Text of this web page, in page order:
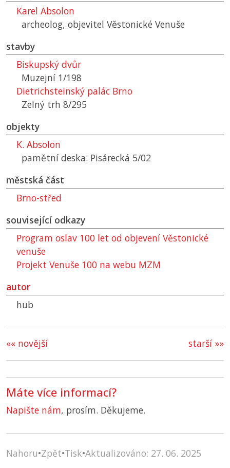
Karel Absolon
archeolog, objevitel Věstonické Venuše
stavby
Biskupský dvůr
Muzejní 1/198
Dietrichsteinský palác Brno
Zelný trh 8/295
objekty
K. Absolon
pamětní deska: Pisárecká 5/02
městská část
Brno-střed
související odkazy
Program oslav 100 let od objevení Věstonické
venuše
Projekt Venuše 100 na webu MZM
autor
hub
starší »»
«« novější
Máte více informací?
Napište nám, prosím. Děkujeme.
Nahoru•Zpět•Tisk•Aktualizováno: 27. 06. 2025